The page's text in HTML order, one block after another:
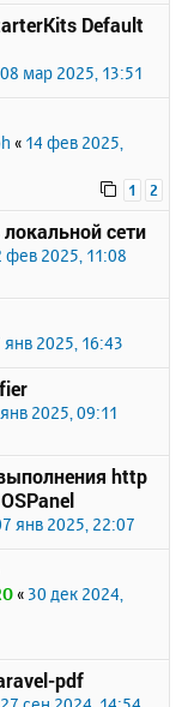
Default
08 мар 2025, 13:51
« 14 фев 2025,
1 2
сети
фев 2025, 11:08
янв 2025, 16:43
2025, 09:11
http
янв 2025, 22:07
« 30 дек 2024,
pdf